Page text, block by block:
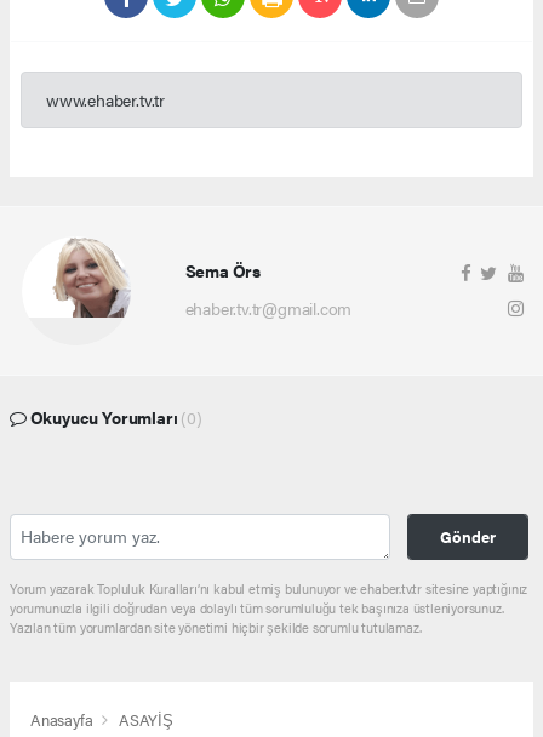
www.ehaber.tv.tr
Sema Örs
ehaber.tv.tr@gmail.com
Okuyucu Yorumları (0)
Gönder
Yorum yazarak Topluluk Kuralları’nı kabul etmiş bulunuyor ve ehaber.tv.tr sitesine yaptığınız
yorumunuzla ilgili doğrudan veya dolaylı tüm sorumluluğu tek başınıza üstleniyorsunuz.
Yazılan tüm yorumlardan site yönetimi hiçbir şekilde sorumlu tutulamaz.
Anasayfa ASAYİŞ